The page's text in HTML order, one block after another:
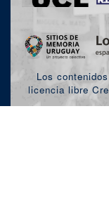
Los
licencia libre